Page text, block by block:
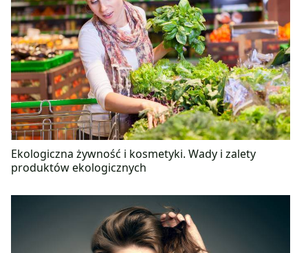
Ekologiczna żywność i kosmetyki. Wady i zalety
produktów ekologicznych